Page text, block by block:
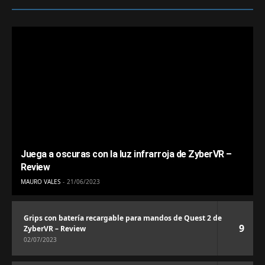
Juega a oscuras con la luz infrarroja de ZyberVR –
Review
MAURO VALES 21/06/2023
Grips con batería recargable para mandos de Quest 2 de
ZyberVR – Review
02/07/2023
9